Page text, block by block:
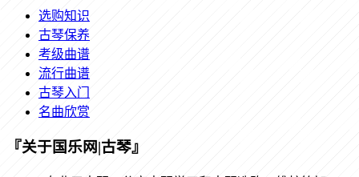
选购知识
古琴保养
考级曲谱
流行曲谱
古琴入门
名曲欣赏
『关于国乐网|古琴』